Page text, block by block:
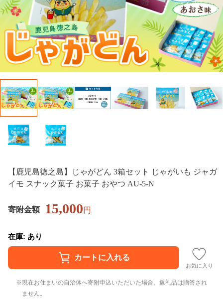
【鹿児島徳之島】じゃがどん 3箱セット じゃがいも ジャガ
イモ スナック菓子 お菓子 おやつ AU-5-N
寄附金額 15,000円
在庫: あり
お気に入り
現在お住まいの自治体へ寄附申込いただいた場合、返礼品は贈答され
ません。